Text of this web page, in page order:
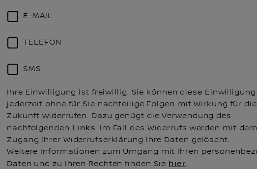
E-MAIL
TELEFON
SMS
Ihre Einwilligung ist freiwillig. Sie können diese Einwilligung
jederzeit ohne für Sie nachteilige Folgen mit Wirkung für die
Zukunft widerrufen. Dazu genügt die Verwendung des
nachfolgenden Links. Im Fall des Widerrufs werden mit dem
Zugang Ihrer Widerrufserklärung Ihre Daten gelöscht.
Weitere Informationen zum Umgang mit Ihren
Daten und zu Ihren Rechten finden Sie hier.